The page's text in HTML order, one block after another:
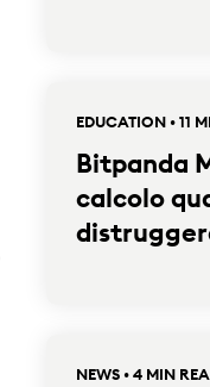
EDUCATION • 11
Bitpanda
calcolo
NEWS • 4 MIN